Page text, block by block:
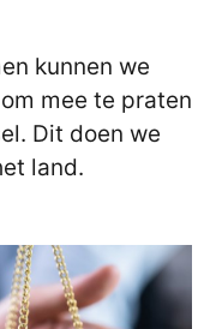
kunnen we
mee te praten
Dit doen we
land.